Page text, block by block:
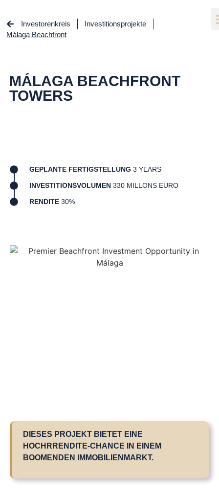
Investorenkreis
Investitionsprojekte
Málaga Beachfront
MÁLAGA BEACHFRONT
TOWERS
GEPLANTE FERTIGSTELLUNG 3 YEARS
INVESTITIONSVOLUMEN 330 MILLONS EURO
RENDITE 30%
DIESES PROJEKT BIETET EINE
HOCHRRENDITE-CHANCE IN EINEM
BOOMENDEN IMMOBILIENMARKT.